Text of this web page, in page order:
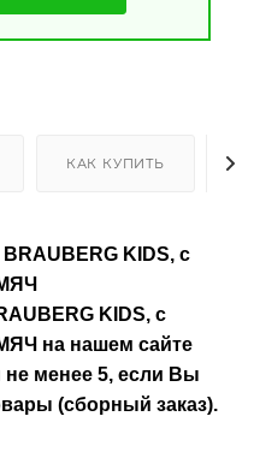
КАК КУПИТЬ
KIDS, с
KIDS, с
на нашем сайте
менее 5, если Вы
(сборный заказ).